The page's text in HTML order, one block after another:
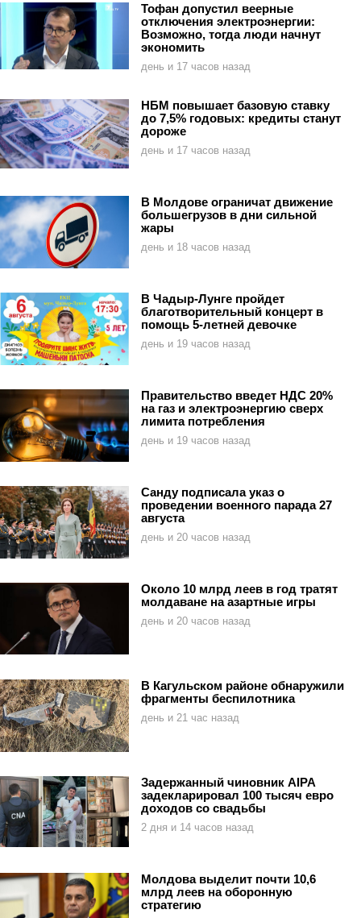
Тофан допустил веерные
отключения электроэнергии:
Возможно, тогда люди начнут
экономить
день и 17 часов назад
НБМ повышает базовую ставку
до 7,5% годовых: кредиты станут
дороже
день и 17 часов назад
В Молдове ограничат движение
большегрузов в дни сильной
жары
день и 18 часов назад
В Чадыр-Лунге пройдет
благотворительный концерт в
помощь 5-летней девочке
день и 19 часов назад
Правительство введет НДС 20%
на газ и электроэнергию сверх
лимита потребления
день и 19 часов назад
Санду подписала указ о
проведении военного парада 27
августа
день и 20 часов назад
Около 10 млрд леев в год тратят
молдаване на азартные игры
день и 20 часов назад
В Кагульском районе обнаружили
фрагменты беспилотника
день и 21 час назад
Задержанный чиновник AIPA
задекларировал 100 тысяч евро
доходов со свадьбы
2 дня и 14 часов назад
Молдова выделит почти 10,6
млрд леев на оборонную
стратегию